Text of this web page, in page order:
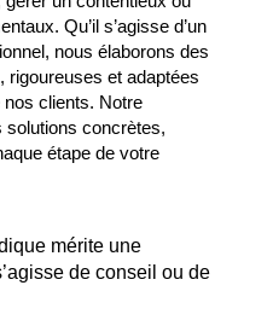
Qu’il s’agisse d’un
nous élaborons des
rigoureuses et adaptées
clients. Notre
solutions concrètes,
étape de votre
mérite une
de conseil ou de